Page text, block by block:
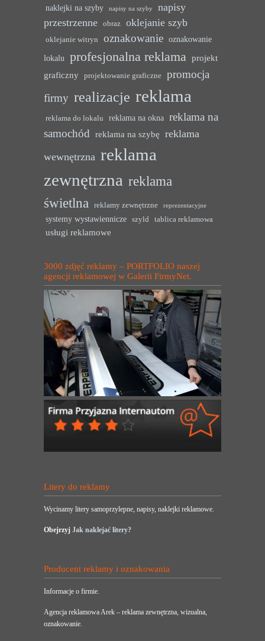
naklejki na szyby
napisy na szyby
napisy
przestrzenne
obraz oklejanie szyb
oklejanie witryn oznakowanie oznakowanie
lokalu profesjonalna reklama projekt
graficzny
projektowanie graficzne
promocja
firmy realizacje reklama
reklama do lokalu reklama na okna reklama na
samochód reklama na szybę reklama
wewnętrzna reklama
zewnętrzna reklama
świetlna
reklamy zewnętrzne reprezentacyjne
systemy wystawiennicze szyld tablica reklamowa
usługi reklamowe
3000 zdjęć reklamy – PORTFOLIO naszej
agencji reklamowej w Galerii FirmyNet.
Litery do reklamy
Wycinamy litery samoprzylepne, napisy, naklejki reklamowe.
Obejrzyj Jak naklejać litery?
Producent reklamy i oznakowania
Informacje o firmie.
Agencja reklamowa Arek – reklama zewnętrzna, wizualna,
oznakowanie.